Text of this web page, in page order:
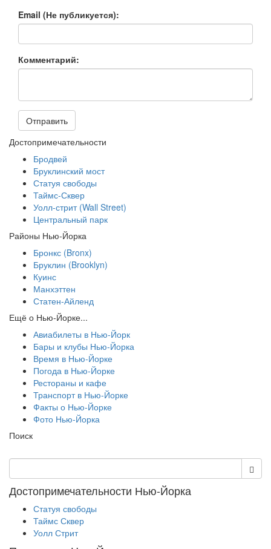
Email (Не публикуется):
Комментарий:
Отправить
Достопримечательности
Бродвей
Бруклинский мост
Статуя свободы
Таймс-Сквер
Уолл-стрит (Wall Street)
Центральный парк
Районы Нью-Йорка
Бронкс (Bronx)
Бруклин (Brooklyn)
Куинс
Манхэттен
Статен-Айленд
Ещё о Нью-Йорке...
Авиабилеты в Нью-Йорк
Бары и клубы Нью-Йорка
Время в Нью-Йорке
Погода в Нью-Йорке
Рестораны и кафе
Транспорт в Нью-Йорке
Факты о Нью-Йорке
Фото Нью-Йорка
Поиск
Достопримечательности Нью-Йорка
Статуя свободы
Таймс Сквер
Уолл Стрит